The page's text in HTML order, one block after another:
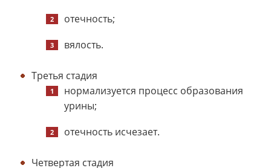
отечность;
вялость.
Третья стадия
нормализуется процесс образования
урины;
отечность исчезает.
Четвертая стадия